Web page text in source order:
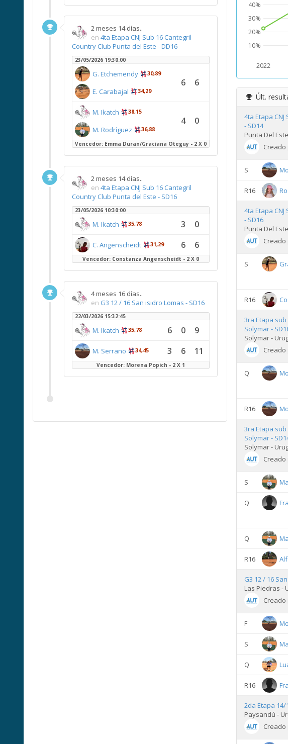
2 meses 14 días..
en 4ta Etapa CNJ Sub 16 Cantegril
Country Club Punta del Este - DD16
23/05/2026 19:30:00
G. Etchemendy 30,89
E. Carabajal 34,29
6 6
M. Ikatch 38,15
M. Rodríguez 36,88
4 0
Vencedor: Emma Duran/Graciana Oteguy - 2 X 0
2 meses 14 días..
en 4ta Etapa CNJ Sub 16 Cantegril
Country Club Punta del Este - SD16
23/05/2026 10:30:00
M. Ikatch 35,78 3 0
C. Angenscheidt 31,29 6 6
Vencedor: Constanza Angenscheidt - 2 X 0
4 meses 16 días..
en G3 12 / 16 San isidro Lomas - SD16
22/03/2026 15:32:45
M. Ikatch 35,78 6 0 9
M. Serrano 34,45 3 6 11
Vencedor: Morena Popich - 2 X 1
2022
10%
20%
30%
40%
Últ.
4ta Etapa
- SD14
Punta Del
Creado
S
R16
4ta Etapa
- SD16
Punta Del
Creado
S
R16
3ra Etapa sub
Solymar -
Solymar -
Creado
Q
R16
3ra Etapa sub
Solymar -
Solymar -
Creado
S
Q
Q
R16
G3 12 / 16
Las Piedras -
Creado
F
S
Q
R16
2da Etapa
Paysandú -
Creado